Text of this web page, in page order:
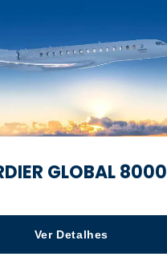
GLOBAL 8000
Ver Detalhes